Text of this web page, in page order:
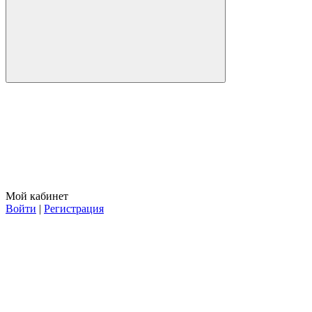
Мой кабинет
Войти | Регистрация